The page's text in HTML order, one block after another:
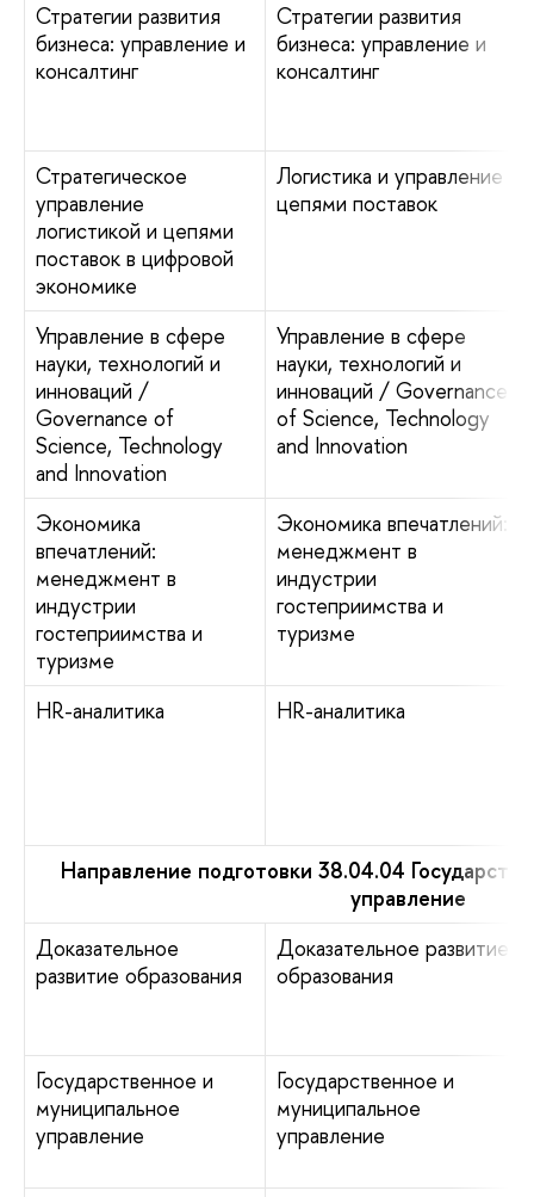
Стратегии развития
бизнеса: управление и
консалтинг
Стратегии развития
бизнеса: управление и
консалтинг
Стратегическое
управление
логистикой и цепями
поставок в цифровой
экономике
Логистика и управление
цепями поставок
Управление в сфере
науки, технологий и
инноваций /
Governance of
Science, Technology
and Innovation
Управление в сфере
науки, технологий и
инноваций / Governance
of Science, Technology
and Innovation
Экономика
впечатлений:
менеджмент в
индустрии
гостеприимства и
туризме
Экономика впечатлений:
менеджмент в
индустрии
гостеприимства и
туризме
HR-аналитика HR-аналитика
Направление подготовки 38.04.04
управление
Доказательное
развитие образования
Доказательное развитие
образования
Государственное и
муниципальное
управление
Государственное и
муниципальное
управление